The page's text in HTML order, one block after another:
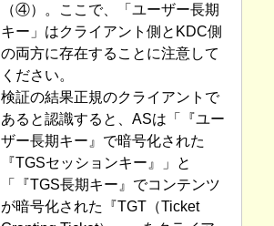
（④）。ここで、「ユーザー長期
キー」はクライアント側とKDC側
の両方に存在することに注意して
ください。
検証の結果正規のクライアントで
あると認識すると、ASは「『ユー
ザー長期キー』で暗号化された
『TGSセッションキー』」と
「『TGS長期キー』でコンテンツ
が暗号化された『TGT（Ticket